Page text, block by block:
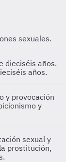
sexuales.
dieciséis años.
años.
y provocación
y
sexual y
prostitución,